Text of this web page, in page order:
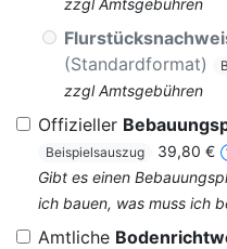
zzgl Amtsgebühren
(Standardformat)
zzgl Amtsgebühren
Offizieller
Beispielsauszug
39,80 €
Gibt es einen
ich bauen, was muss ich
Amtliche